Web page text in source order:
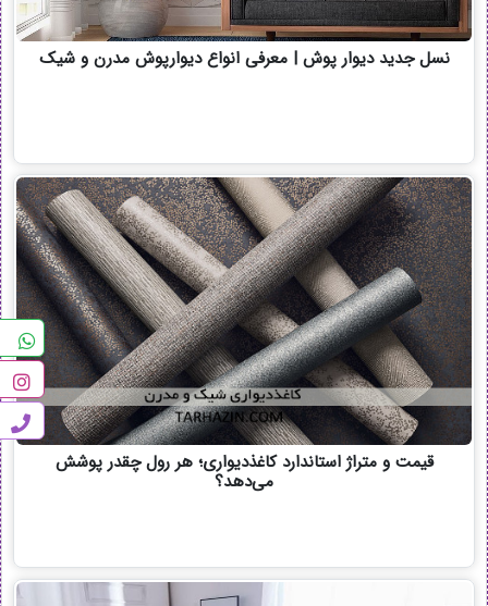
نسل جدید دیوار پوش | معرفی انواع دیوارپوش مدرن و شیک
قیمت و متراژ استاندارد کاغذدیواری؛ هر رول چقدر پوشش
می‌دهد؟